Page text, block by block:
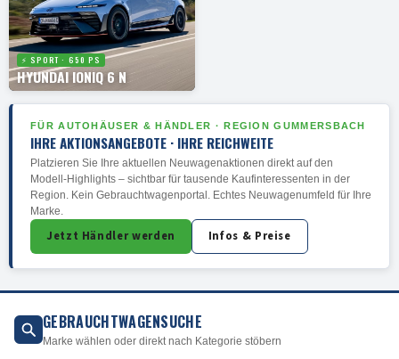
⚡ SPORT · 650 PS
HYUNDAI IONIQ 6 N
FÜR AUTOHÄUSER & HÄNDLER · REGION GUMMERSBACH
IHRE AKTIONSANGEBOTE · IHRE REICHWEITE
Platzieren Sie Ihre aktuellen Neuwagenaktionen direkt auf den
Modell-Highlights – sichtbar für tausende Kaufinteressenten in der
Region. Kein Gebrauchtwagenportal. Echtes Neuwagenumfeld für Ihre
Marke.
Jetzt Händler werden Infos & Preise
GEBRAUCHTWAGENSUCHE
Marke wählen oder direkt nach Kategorie stöbern